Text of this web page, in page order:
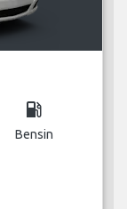
local_gas_station
Bensin